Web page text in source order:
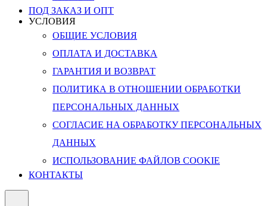
ПОД ЗАКАЗ И ОПТ
УСЛОВИЯ
ОБЩИЕ УСЛОВИЯ
ОПЛАТА И ДОСТАВКА
ГАРАНТИЯ И ВОЗВРАТ
ПОЛИТИКА В ОТНОШЕНИИ ОБРАБОТКИ
ПЕРСОНАЛЬНЫХ ДАННЫХ
СОГЛАСИЕ НА ОБРАБОТКУ ПЕРСОНАЛЬНЫХ
ДАННЫХ
ИСПОЛЬЗОВАНИЕ ФАЙЛОВ COOKIE
КОНТАКТЫ